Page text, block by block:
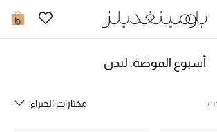
0 تخفيضات
أسبوع الموضة: لندن
مختارات الخبراء